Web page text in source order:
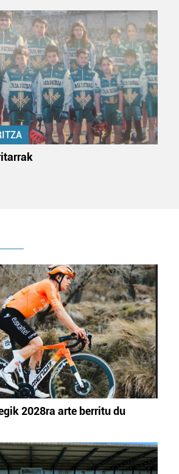
ditu. Zure esperientzia eta
asmoz, cookie teknologiaz
hau onartuz gero, teknologia hori
esplizitua ematen diguzu.
Gehiago
2028ra arte berritu du